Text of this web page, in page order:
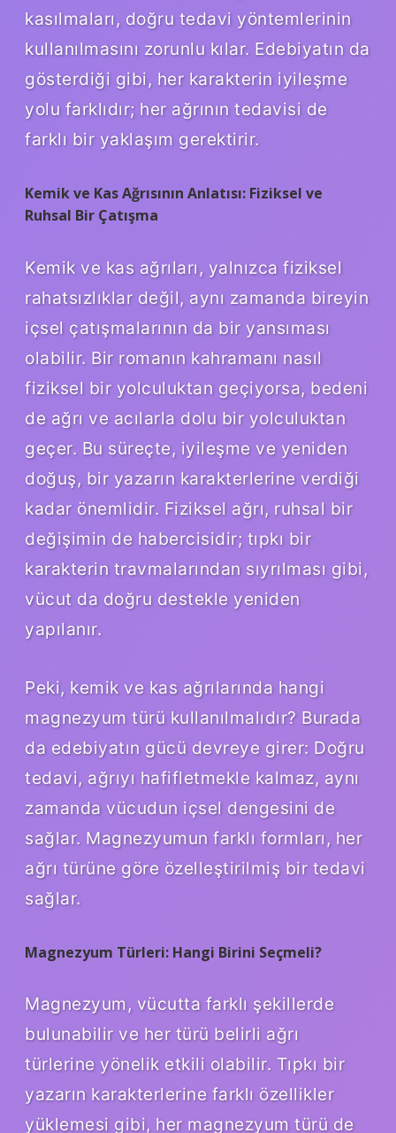
kasılmaları, doğru tedavi yöntemlerinin
kullanılmasını zorunlu kılar. Edebiyatın da
gösterdiği gibi, her karakterin iyileşme
yolu farklıdır; her ağrının tedavisi de
farklı bir yaklaşım gerektirir.
Kemik ve Kas Ağrısının Anlatısı: Fiziksel ve
Ruhsal Bir Çatışma
Kemik ve kas ağrıları, yalnızca fiziksel
rahatsızlıklar değil, aynı zamanda bireyin
içsel çatışmalarının da bir yansıması
olabilir. Bir romanın kahramanı nasıl
fiziksel bir yolculuktan geçiyorsa, bedeni
de ağrı ve acılarla dolu bir yolculuktan
geçer. Bu süreçte, iyileşme ve yeniden
doğuş, bir yazarın karakterlerine verdiği
kadar önemlidir. Fiziksel ağrı, ruhsal bir
değişimin de habercisidir; tıpkı bir
karakterin travmalarından sıyrılması gibi,
vücut da doğru destekle yeniden
yapılanır.
Peki, kemik ve kas ağrılarında hangi
magnezyum türü kullanılmalıdır? Burada
da edebiyatın gücü devreye girer: Doğru
tedavi, ağrıyı hafifletmekle kalmaz, aynı
zamanda vücudun içsel dengesini de
sağlar. Magnezyumun farklı formları, her
ağrı türüne göre özelleştirilmiş bir tedavi
sağlar.
Magnezyum Türleri: Hangi Birini Seçmeli?
Magnezyum, vücutta farklı şekillerde
bulunabilir ve her türü belirli ağrı
türlerine yönelik etkili olabilir. Tıpkı bir
yazarın karakterlerine farklı özellikler
yüklemesi gibi, her magnezyum türü de